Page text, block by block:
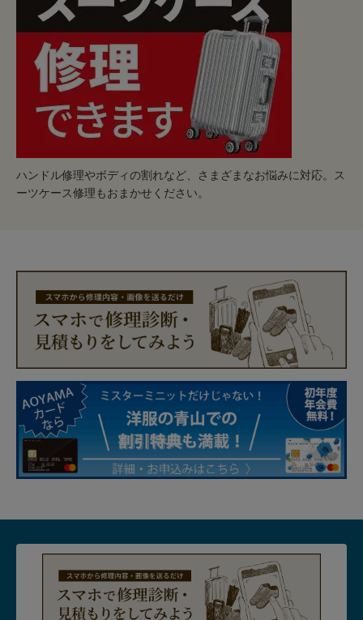
ハンドル修理やボディの割れなど、さまざまなお悩みに対応。ス
ーツケース修理もおまかせください。